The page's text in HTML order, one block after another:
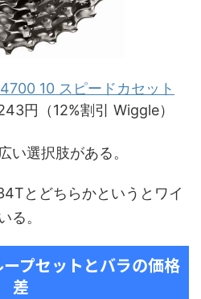
10 スピードカセット
円（12%割引 Wiggle）
い選択肢がある。
とどちらかというとワイ
る。
プセットとバラの価格
差